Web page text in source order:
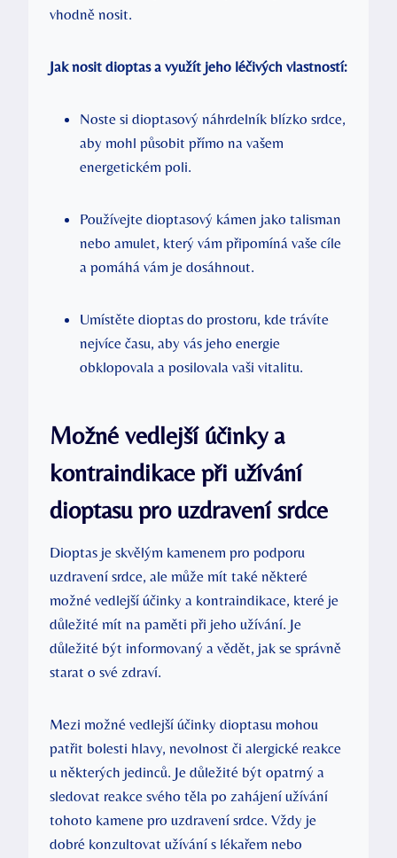
vhodně nosit.
Jak nosit dioptas a využít jeho léčivých vlastností:
Noste si dioptasový náhrdelník blízko srdce,
aby mohl působit přímo na vašem
energetickém poli.
Používejte dioptasový kámen jako talisman
nebo amulet, který vám připomíná vaše cíle
a pomáhá vám je dosáhnout.
Umístěte dioptas do prostoru, kde trávíte
nejvíce času, aby vás jeho energie
obklopovala a posilovala vaši vitalitu.
Možné vedlejší účinky a
kontraindikace při užívání
dioptasu pro uzdravení srdce
Dioptas je skvělým kamenem pro podporu
uzdravení srdce, ale může mít také některé
možné vedlejší účinky a kontraindikace, které je
důležité mít na paměti při jeho užívání. Je
důležité být informovaný a vědět, jak se správně
starat o své zdraví.
Mezi možné vedlejší účinky dioptasu mohou
patřit bolesti hlavy, nevolnost či alergické reakce
u některých jedinců. Je důležité být opatrný a
sledovat reakce svého těla po zahájení užívání
tohoto kamene pro uzdravení srdce. Vždy je
dobré konzultovat užívání s lékařem nebo